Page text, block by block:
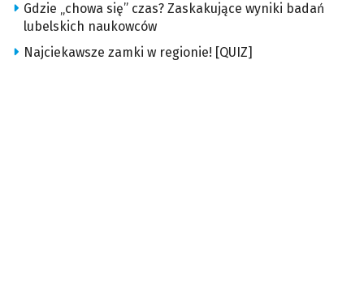
Gdzie „chowa się” czas? Zaskakujące wyniki badań
lubelskich naukowców
Najciekawsze zamki w regionie! [QUIZ]